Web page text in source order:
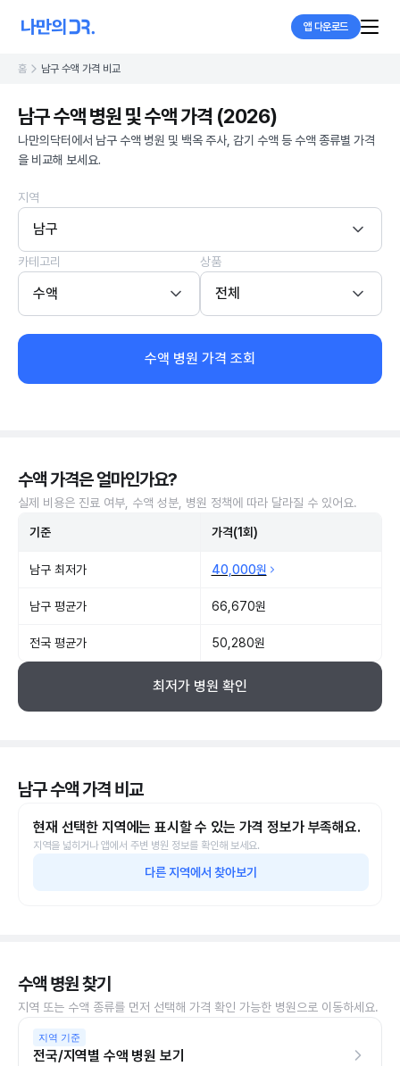
앱 다운로드
홈 남구 수액 가격 비교
남구 수액 병원 및 수액 가격 (2026)
나만의닥터에서 남구 수액 병원 및 백옥 주사, 감기 수액 등 수액 종류별 가격
을 비교해 보세요.
지역
남구
카테고리
수액
상품
전체
수액 병원 가격 조회
수액 가격은 얼마인가요?
실제 비용은 진료 여부, 수액 성분, 병원 정책에 따라 달라질 수 있어요.
기준 가격(1회)
남구 최저가 40,000원
남구 평균가 66,670원
전국 평균가 50,280원
최저가 병원 확인
남구 수액 가격 비교
현재 선택한 지역에는 표시할 수 있는 가격 정보가 부족해요.
지역을 넓히거나 앱에서 주변 병원 정보를 확인해 보세요.
다른 지역에서 찾아보기
수액 병원 찾기
지역 또는 수액 종류를 먼저 선택해 가격 확인 가능한 병원으로 이동하세요.
지역 기준
전국/지역별 수액 병원 보기